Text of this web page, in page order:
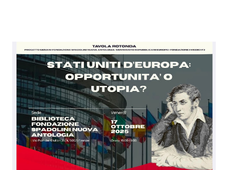
lasciare. Ebbene siamo arrivati al punto che dopo 4 anni di
guerra in Ucraina gli Usa e la Russia sono de facto uniti
contro il modello di Unione Europea in una logica, a mio
modesto parere, di imperi in crisi. Ebbene se da un lato
questa cosa mi amareggia, essendo io da sempre grato agli
americani per il sostegno dato contro i nazisti e per il loro
concetto di libertà, dall'altro tale scelta ci rende...